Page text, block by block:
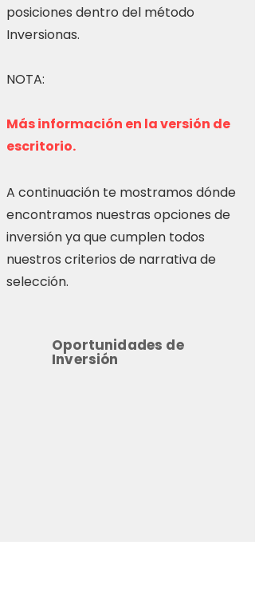
posiciones dentro del método
Inversionas.
NOTA:
Más información en la versión de
escritorio.
A continuación te mostramos dónde
encontramos nuestras opciones de
inversión ya que cumplen todos
nuestros criterios de narrativa de
selección.
Oportunidades de
Inversión